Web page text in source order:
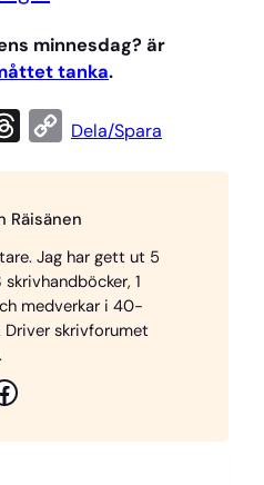
minnesdag? är
tanka.
e
a
d
s
C
y
L
i
n
Dela/Spara
Räisänen
Jag har gett ut 5
1
medverkar i 40-
skrivforumet